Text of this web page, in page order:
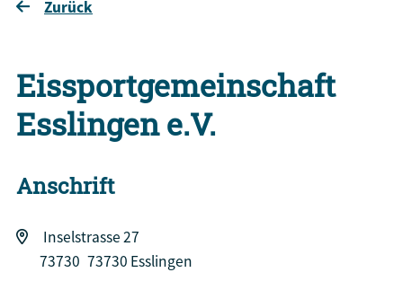
Zurück
Eissportgemeinschaft
Esslingen e.V.
Anschrift
Inselstrasse 27
73730 73730 Esslingen